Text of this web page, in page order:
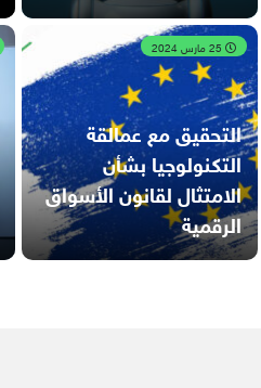
التحقيق مع عمالقة
التكنولوجيا بشأن
الامتثال لقانون الأسواق
الرقمية